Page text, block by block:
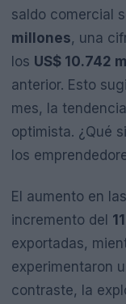
saldo comercial
millones, una
los US$ 10.742
anterior. Esto
mes, la
optimista. ¿Qué
los
El aumento en
incremento del
exportadas,
experimentaron
contraste, la